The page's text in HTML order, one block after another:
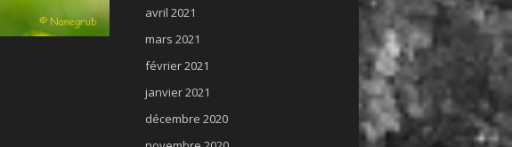
avril 2021
mars 2021
février 2021
janvier 2021
décembre 2020